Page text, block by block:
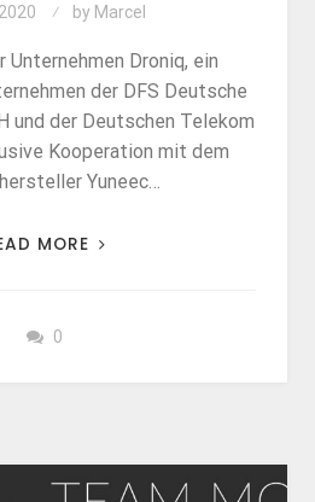
by Marcel
Unternehmen Droniq, ein
der DFS Deutsche
und der Deutschen Telekom
Kooperation mit dem
Yuneec…
MORE
0